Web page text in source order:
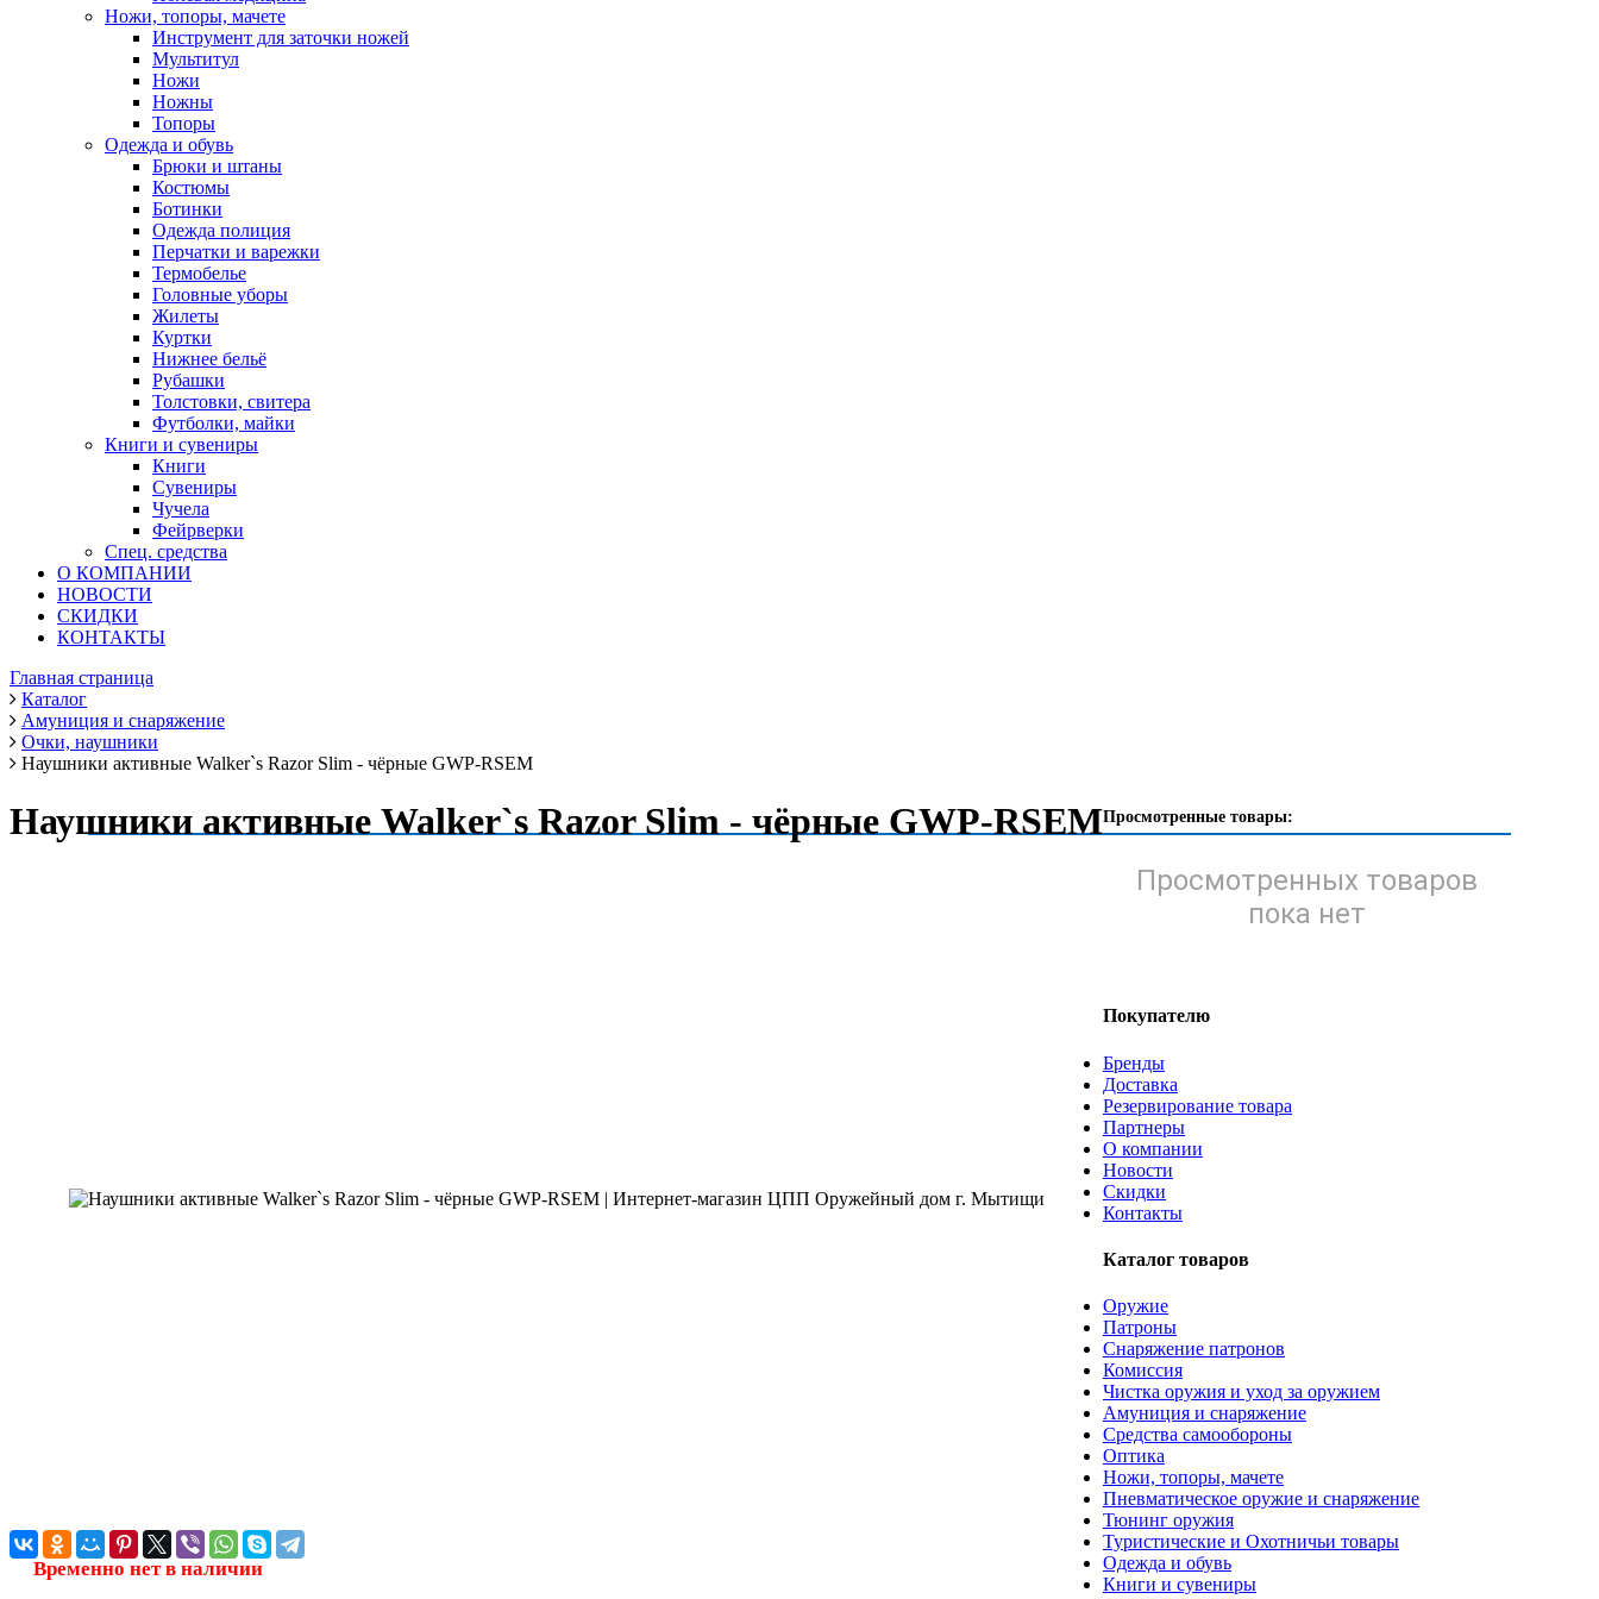
Ножи, топоры, мачете
Инструмент для заточки ножей
Мультитул
Ножи
Ножны
Топоры
Одежда и обувь
Брюки и штаны
Костюмы
Ботинки
Одежда полиция
Перчатки и варежки
Термобелье
Головные уборы
Жилеты
Куртки
Нижнее бельё
Рубашки
Толстовки, свитера
Футболки, майки
Книги и сувениры
Книги
Сувениры
Чучела
Фейрверки
Спец. средства
О КОМПАНИИ
НОВОСТИ
СКИДКИ
КОНТАКТЫ
Главная страница
Каталог
Амуниция и снаряжение
Очки, наушники
Наушники активные Walker`s Razor Slim - чёрные GWP-RSEM
Наушники активные Walker`s Razor Slim - чёрные GWP-RSEM
Временно нет в наличии
Просмотренные товары:
Просмотренных товаров
пока нет
Покупателю
Бренды
Доставка
Резервирование товара
Партнеры
О компании
Новости
Скидки
Контакты
Каталог товаров
Оружие
Патроны
Снаряжение патронов
Комиссия
Чистка оружия и уход за оружием
Амуниция и снаряжение
Средства самообороны
Оптика
Ножи, топоры, мачете
Пневматическое оружие и снаряжение
Тюнинг оружия
Туристические и Охотничьи товары
Одежда и обувь
Книги и сувениры